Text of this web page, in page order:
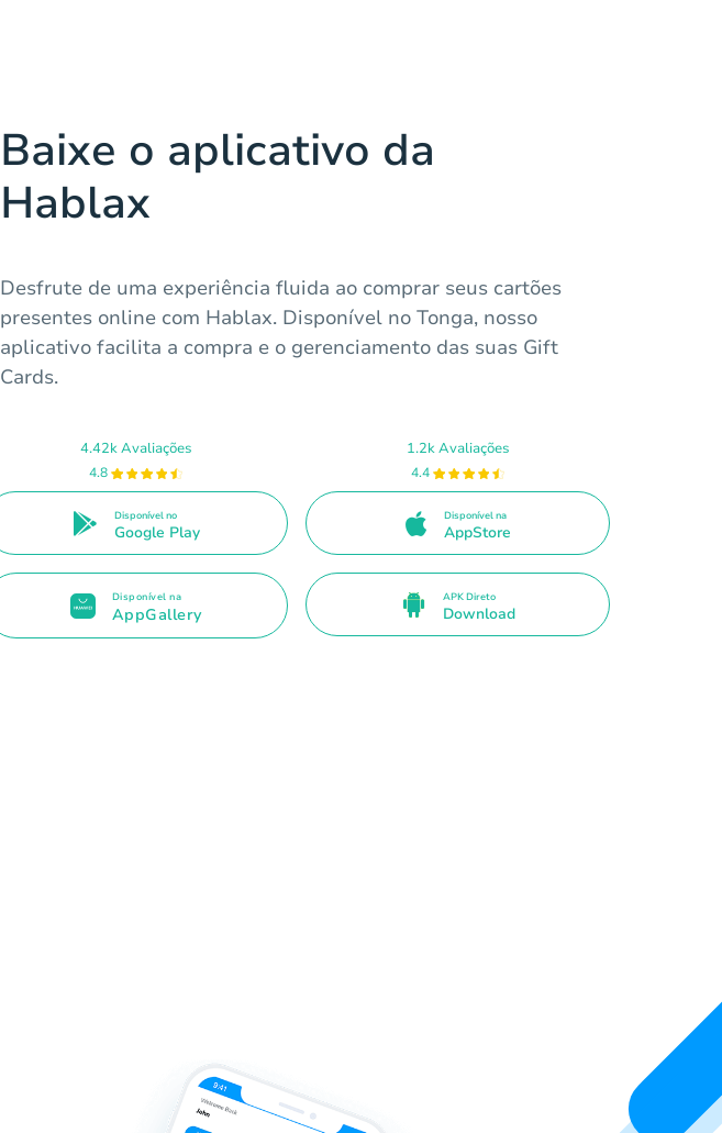
Baixe o aplicativo da
Hablax
Desfrute de uma experiência fluida ao comprar seus cartões
presentes online com Hablax. Disponível no Tonga, nosso
aplicativo facilita a compra e o gerenciamento das suas Gift
Cards.
4.42k Avaliações
4.8
Disponível no
Google Play
1.2k Avaliações
4.4
Disponível na
AppStore
Disponível na
AppGallery
APK Direto
Download